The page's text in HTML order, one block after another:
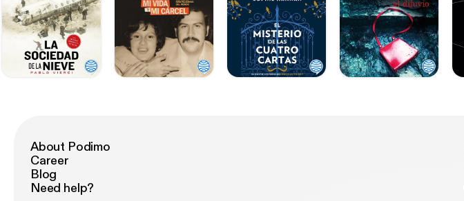
About Podimo
Career
Blog
Need help?